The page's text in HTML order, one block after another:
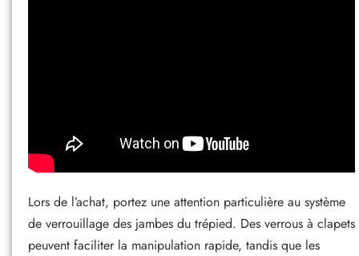
Lors de l’achat, portez une attention particulière au système
de verrouillage des jambes du trépied. Des verrous à clapets
peuvent faciliter la manipulation rapide, tandis que les